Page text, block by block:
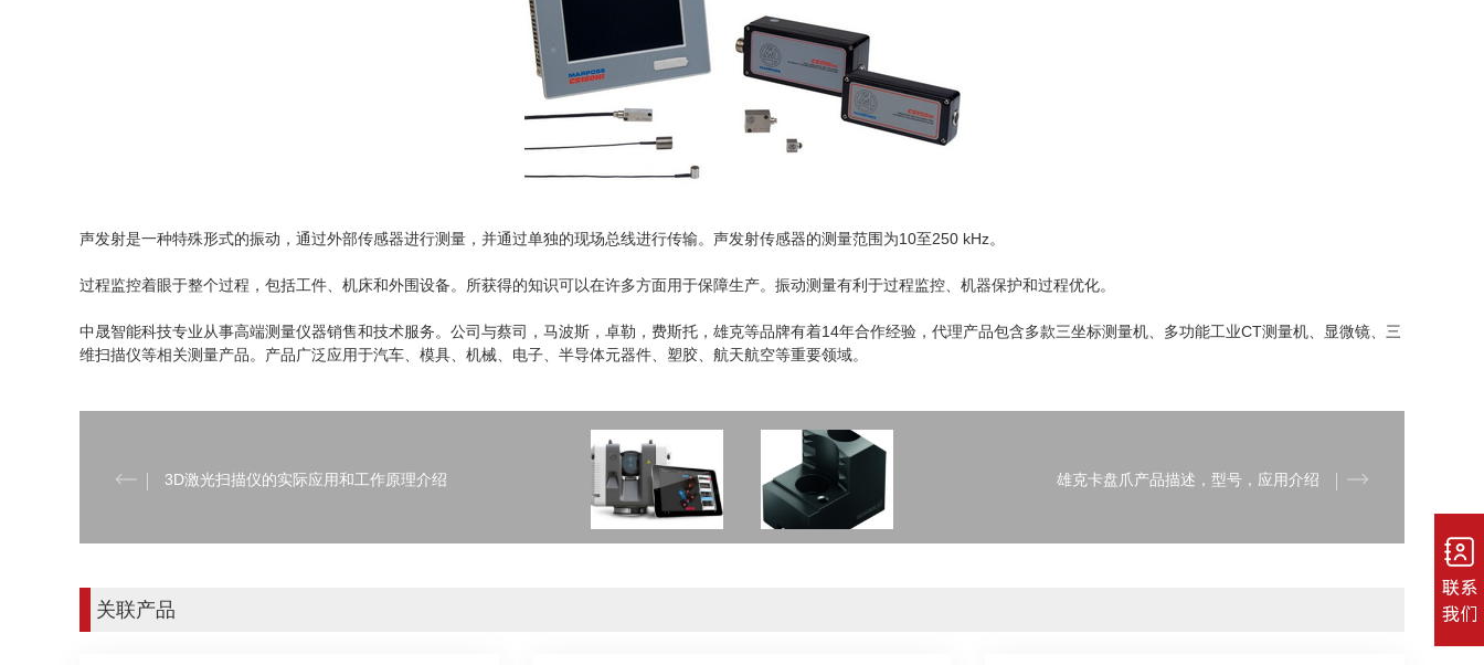
声发射是一种特殊形式的振动，通过外部传感器进行测量，并通过单独的现场总线进行传输。声发射传感器的测量范围为10至250 kHz。
过程监控着眼于整个过程，包括工件、机床和外围设备。所获得的知识可以在许多方面用于保障生产。振动测量有利于过程监控、机器保护和过程优化。
中晟智能科技专业从事高端测量仪器销售和技术服务。公司与蔡司，马波斯，卓勒，费斯托，雄克等品牌有着14年合作经验，代理产品包含多款三坐标测量机、多功能工业CT测量机、显微镜、三
维扫描仪等相关测量产品。产品广泛应用于汽车、模具、机械、电子、半导体元器件、塑胶、航天航空等重要领域。
3D激光扫描仪的实际应用和工作原理介绍 雄克卡盘爪产品描述，型号，应用介绍
关联产品